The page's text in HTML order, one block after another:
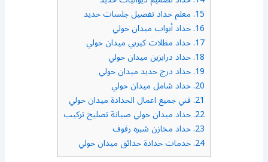
15. معلم حداد تفصيل جلسات حديد
16. حداد أبواب ميدان حولي
17. حداد مظلات كيربي ميدان حولي
18. حداد درابزين ميدان حولي
19. حداد درج حديد ميدان حولي
20. حداد شامل ميدان حولي
21. فني جميع اعمال الحدادة ميدان حولي
22. حداد ميدان حولي صيانة تصليح تركيب
23. حداد مخازن شبره رفوف
24. خدمات حدادة حدائق ميدان حولي